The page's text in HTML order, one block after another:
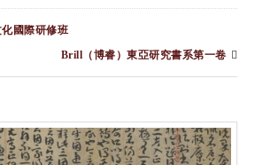
國際研修班
Brill（博睿）東亞研究書系第一卷